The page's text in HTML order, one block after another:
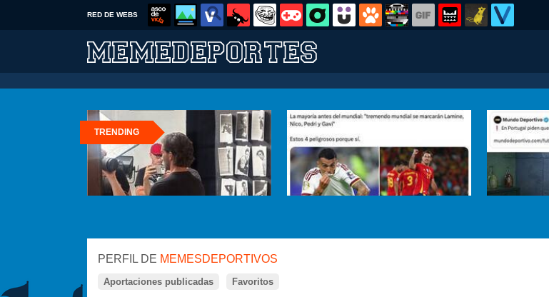
RED DE WEBS
TRENDING
PERFIL DE MEMESDEPORTIVOS
Aportaciones publicadas
Favoritos